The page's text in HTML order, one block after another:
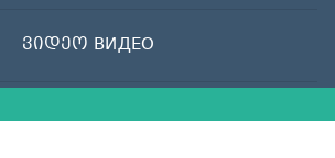
ვიდეო ВИДЕО